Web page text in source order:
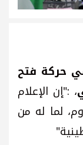
حركة فتح
، :"إن الإعلام
لما له من